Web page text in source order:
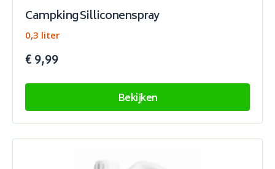
Campking Silliconenspray
0,3 liter
€ 9,99
Bekijken